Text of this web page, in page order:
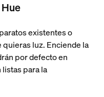
existentes o
luz. Enciende la
por defecto en
para la